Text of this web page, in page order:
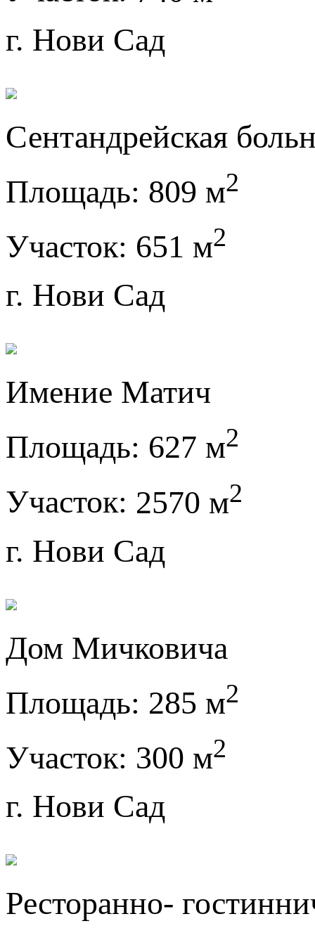
г. Нови Сад
Сентандрейская
Площадь: 809 м2
Участок: 651 м2
г. Нови Сад
Имение Матич
Площадь: 627 м2
Участок: 2570 м2
г. Нови Сад
Дом Мичковича
Площадь: 285 м2
Участок: 300 м2
г. Нови Сад
Ресторанно-